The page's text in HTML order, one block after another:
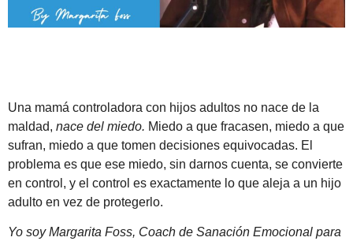
Una mamá controladora con hijos adultos no nace de la
maldad, nace del miedo. Miedo a que fracasen, miedo a que
sufran, miedo a que tomen decisiones equivocadas. El
problema es que ese miedo, sin darnos cuenta, se convierte
en control, y el control es exactamente lo que aleja a un hijo
adulto en vez de protegerlo.
Yo soy Margarita Foss, Coach de Sanación Emocional para